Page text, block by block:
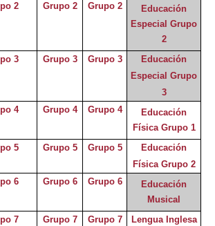
2
Grupo 2 Grupo 2
Educación
Especial Grupo
2
3
Grupo 3 Grupo 3
Educación
Especial Grupo
3
4
Grupo 4 Grupo 4
Educación
Física Grupo 1
5
Grupo 5 Grupo 5
Educación
Física Grupo 2
6
Grupo 6 Grupo 6
Educación
Musical
7
Grupo 7 Grupo 7
Lengua Inglesa